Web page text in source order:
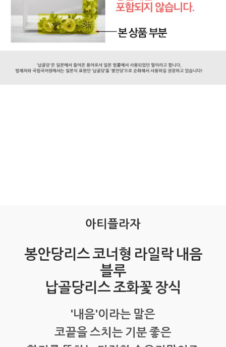
아티플라자
봉안당리스 코너형 라일락 내음
블루
납골당리스 조화꽃 장식
'내음'이라는 말은
코끝을 스치는 기분 좋은